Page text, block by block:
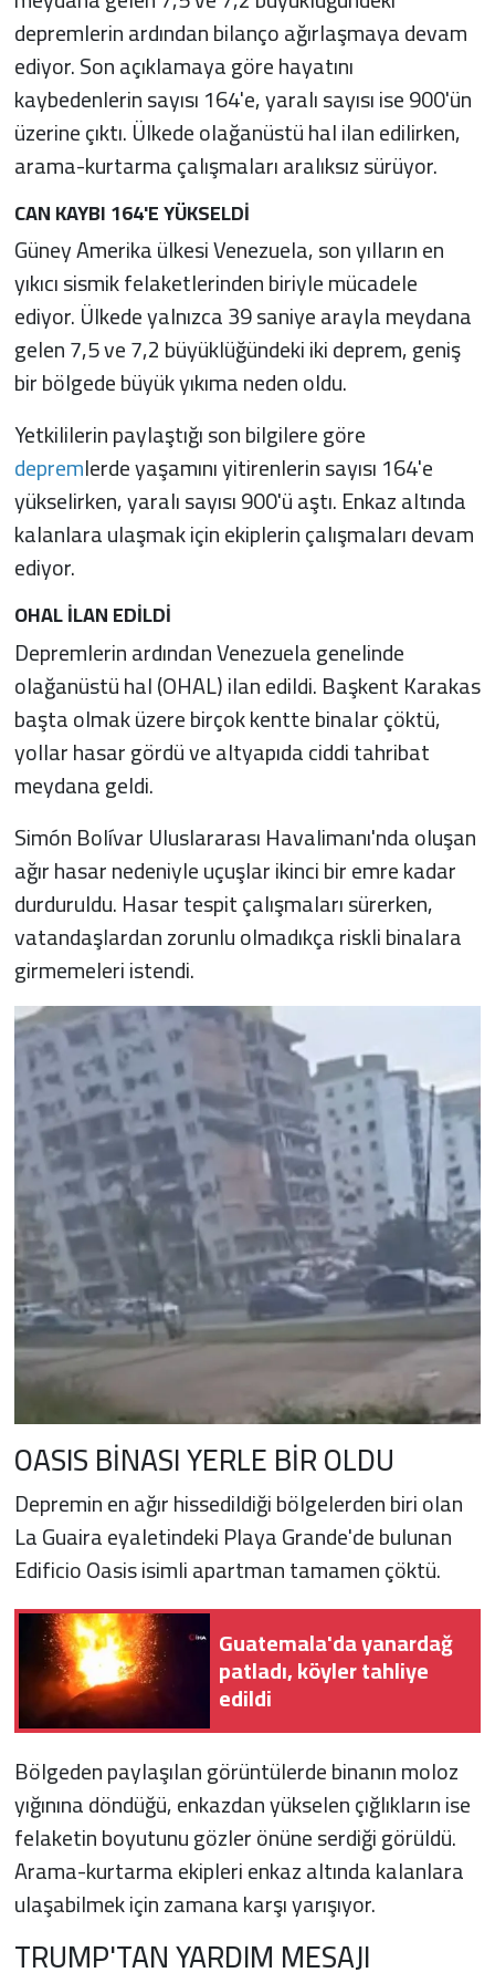
depremlerin ardından bilanço ağırlaşmaya devam
ediyor. Son açıklamaya göre hayatını
kaybedenlerin sayısı 164'e, yaralı sayısı ise 900'ün
üzerine çıktı. Ülkede olağanüstü hal ilan edilirken,
arama-kurtarma çalışmaları aralıksız sürüyor.
CAN KAYBI 164'E YÜKSELDİ
Güney Amerika ülkesi Venezuela, son yılların en
yıkıcı sismik felaketlerinden biriyle mücadele
ediyor. Ülkede yalnızca 39 saniye arayla meydana
gelen 7,5 ve 7,2 büyüklüğündeki iki deprem, geniş
bir bölgede büyük yıkıma neden oldu.
Yetkililerin paylaştığı son bilgilere göre
depremlerde yaşamını yitirenlerin sayısı 164'e
yükselirken, yaralı sayısı 900'ü aştı. Enkaz altında
kalanlara ulaşmak için ekiplerin çalışmaları devam
ediyor.
OHAL İLAN EDİLDİ
Depremlerin ardından Venezuela genelinde
olağanüstü hal (OHAL) ilan edildi. Başkent Karakas
başta olmak üzere birçok kentte binalar çöktü,
yollar hasar gördü ve altyapıda ciddi tahribat
meydana geldi.
Simón Bolívar Uluslararası Havalimanı'nda oluşan
ağır hasar nedeniyle uçuşlar ikinci bir emre kadar
durduruldu. Hasar tespit çalışmaları sürerken,
vatandaşlardan zorunlu olmadıkça riskli binalara
girmemeleri istendi.
OASIS BİNASI YERLE BİR OLDU
Depremin en ağır hissedildiği bölgelerden biri olan
La Guaira eyaletindeki Playa Grande'de bulunan
Edificio Oasis isimli apartman tamamen çöktü.
Guatemala'da yanardağ
patladı, köyler tahliye
edildi
Bölgeden paylaşılan görüntülerde binanın moloz
yığınına döndüğü, enkazdan yükselen çığlıkların ise
felaketin boyutunu gözler önüne serdiği görüldü.
Arama-kurtarma ekipleri enkaz altında kalanlara
ulaşabilmek için zamana karşı yarışıyor.
TRUMP'TAN YARDIM MESAJI